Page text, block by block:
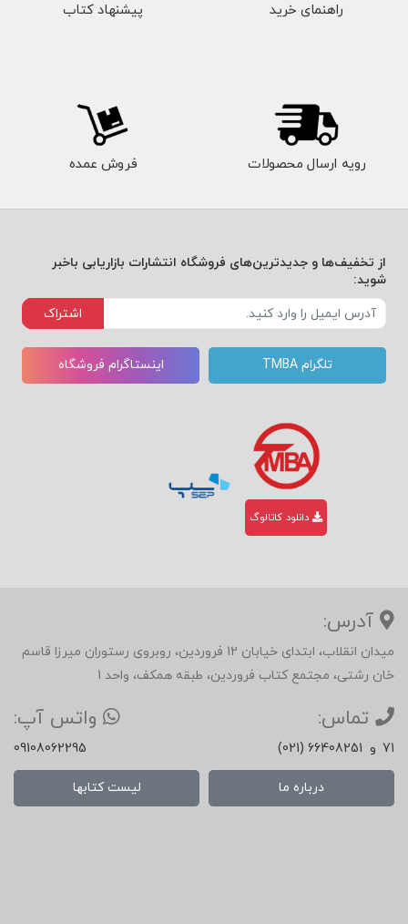
راهنمای خرید پیشنهاد کتاب
رویه ارسال محصولات فروش عمده
از تخفیف‌ها و جدیدترین‌های فروشگاه انتشارات بازاریابی باخبر
شوید:
اشتراک
تلگرام TMBA اینستاگرام فروشگاه
دانلود کاتالوگ
آدرس:
میدان انقلاب، ابتدای خیابان 12 فروردین، روبروی رستوران میرزا قاسم
خان رشتی، مجتمع کتاب فروردین، طبقه همکف، واحد 1
تماس:
(021) 66408251 و 71
واتس آپ:
09108062295
درباره ما لیست کتابها